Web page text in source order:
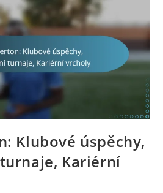
Klubové úspěchy,
Kariérní